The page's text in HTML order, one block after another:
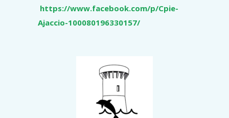
https://www.facebook.com/p/Cpie-
Ajaccio-100080196330157/